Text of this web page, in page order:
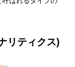
リティクス)